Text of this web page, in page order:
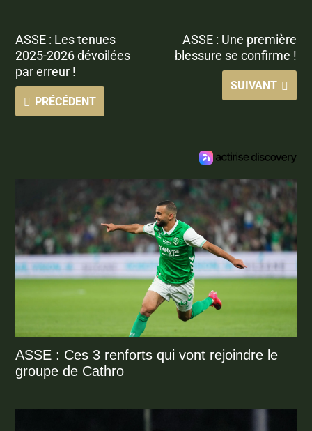
ASSE : Les tenues
2025-2026 dévoilées
par erreur !
PRÉCÉDENT
ASSE : Une première
blessure se confirme !
SUIVANT
ASSE : Ces 3 renforts qui vont rejoindre le
groupe de Cathro